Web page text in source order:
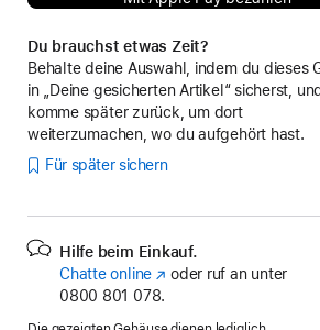
Du brauchst etwas Zeit?
Behalte deine Auswahl, indem du dieses
in „Deine gesicherten Artikel“ sicherst,
komme später zurück, um dort
weiterzumachen, wo du aufgehört hast.
Für später sichern
Hilfe beim Einkauf.
Chatte online (Öffnet
ein
oder ruf an unter
0800 801 078.